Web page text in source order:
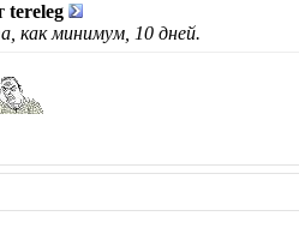
tereleg
как минимум, 10 дней.